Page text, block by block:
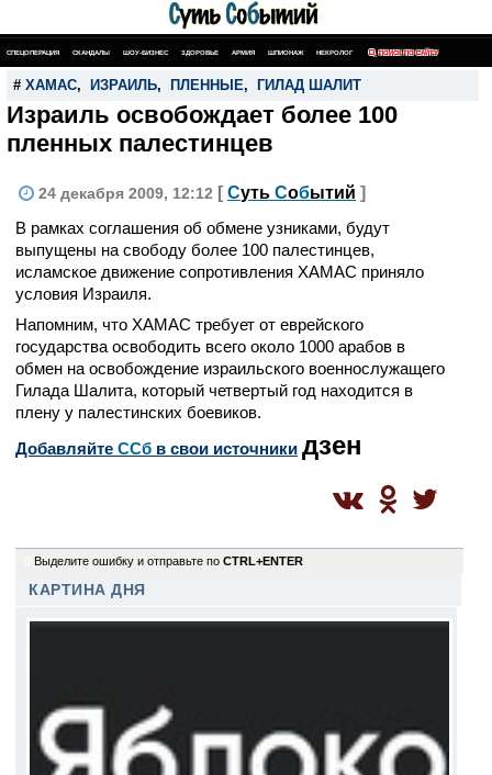
СПЕЦОПЕРАЦИЯ СКАНДАЛЫ ШОУ-БИЗНЕС ЗДОРОВЬЕ АРМИЯ ШПИОНАЖ НЕКРОЛОГ ПОИСК ПО САЙТУ
# ХАМАС, ИЗРАИЛЬ, ПЛЕННЫЕ, ГИЛАД ШАЛИТ
Израиль освобождает более 100
пленных палестинцев
24 декабря 2009, 12:12 [ Суть Событий ]
В рамках соглашения об обмене узниками, будут
выпущены на свободу более 100 палестинцев,
исламское движение сопротивления ХАМАС приняло
условия Израиля.
Напомним, что ХАМАС требует от еврейского
государства освободить всего около 1000 арабов в
обмен на освобождение израильского военнослужащего
Гилада Шалита, который четвертый год находится в
плену у палестинских боевиков.
Добавляйте CСб в свои источники дзен
Выделите ошибку и отправьте по CTRL+ENTER
КАРТИНА ДНЯ